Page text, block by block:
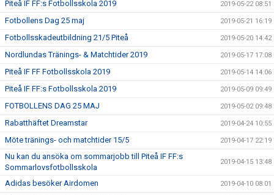
Piteå IF FF:s Fotbollsskola 2019 2019-05-22 08:51
Fotbollens Dag 25 maj 2019-05-21 16:19
Fotbollsskadeutbildning 21/5 Piteå 2019-05-20 14:42
Nordlundas Tränings- & Matchtider 2019 2019-05-17 17:08
Piteå IF FF Fotbollsskola 2019 2019-05-14 14:06
Piteå IF FF:s Fotbollsskola 2019 2019-05-09 09:49
FOTBOLLENS DAG 25 MAJ 2019-05-02 09:48
Rabatthäftet Dreamstar 2019-04-24 10:55
Möte tränings- och matchtider 15/5 2019-04-17 22:19
Nu kan du ansöka om sommarjobb till Piteå IF FF:s
Sommarlovsfotbollsskola
2019-04-15 13:48
Adidas besöker Airdomen 2019-04-10 08:01